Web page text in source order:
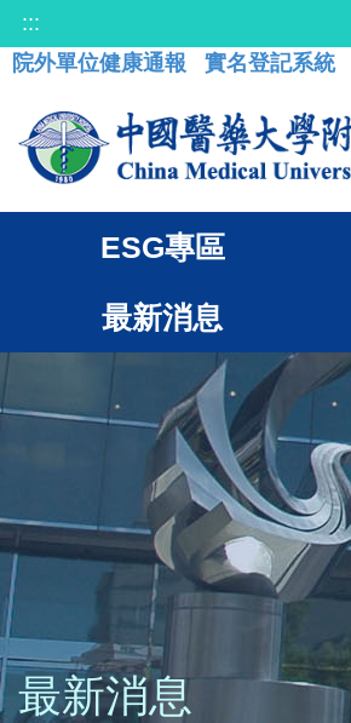
:::
院外單位健康通報
實名登記系統
ESG專區
最新消息
最新消息